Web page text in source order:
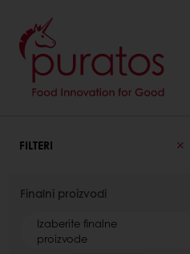
FILTERI
Finalni proizvodi
Izaberite finalne
proizvode